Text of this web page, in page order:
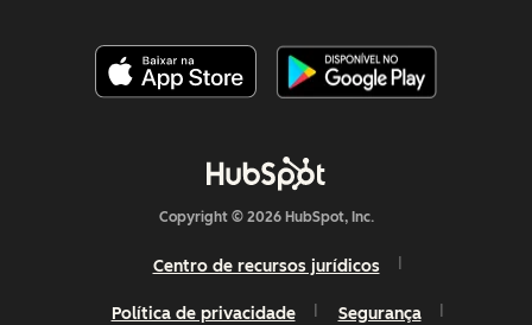
Copyright © 2026 HubSpot, Inc.
Centro de recursos jurídicos
Política de privacidade Segurança